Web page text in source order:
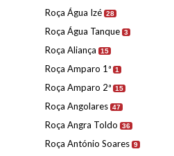
Roça Água Izé 28
Roça Água Tanque 3
Roça Aliança 15
Roça Amparo 1ª 1
Roça Amparo 2ª 15
Roça Angolares 47
Roça Angra Toldo 36
Roça António Soares 9